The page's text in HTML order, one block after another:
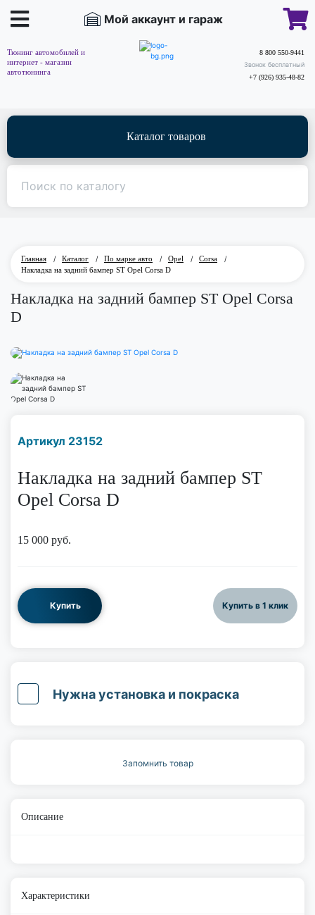
Мой аккаунт и гараж
Тюнинг автомобилей и
интернет - магазин
автотюнинга
8 800 550-9441
Звонок бесплатный
+7 (926) 935-48-82
Каталог товаров
Главная / Каталог / По марке авто / Opel / Corsa
/
Накладка на задний бампер ST Opel Corsa D
Накладка на задний бампер ST Opel Corsa
D
Артикул 23152
Накладка на задний бампер ST
Opel Corsa D
15 000 руб.
Купить Купить в 1 клик
Нужна установка и покраска
Запомнить товар
Описание
Характеристики